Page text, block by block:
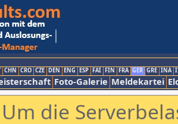
CHN CRO CZE DEN ENG ESP FAI FIN FRA GER GRE INA
Foto-Galerie Meldekartei
die